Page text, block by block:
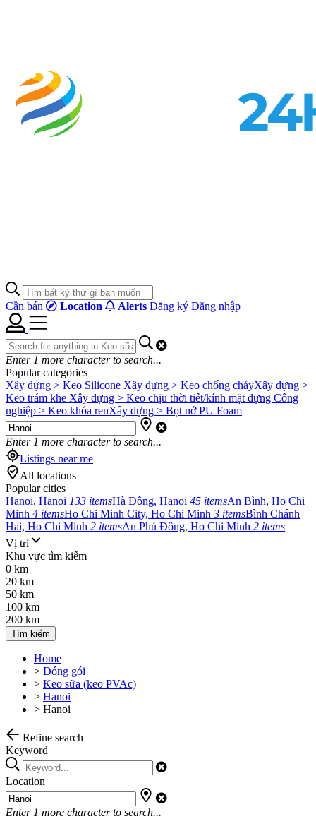
Cần bán Location Alerts Đăng ký Đăng nhập
Enter 1 more character to search...
Popular categories
Xây dựng > Keo Silicone Xây dựng > Keo chống cháyXây dựng >
Keo trám khe Xây dựng > Keo chịu thời tiết/kính mặt đựng Công
nghiệp > Keo khóa renXây dựng > Bọt nở PU Foam
Enter 1 more character to search...
Listings near me
All locations
Popular cities
Hanoi, Hanoi 133 itemsHà Đông, Hanoi 45 itemsAn Bình, Ho Chi
Minh 4 itemsHo Chi Minh City, Ho Chi Minh 3 itemsBình Chánh
Hai, Ho Chi Minh 2 itemsAn Phú Đông, Ho Chi Minh 2 items
Vị trí
Khu vực tìm kiếm
0 km
20 km
50 km
100 km
200 km
Tìm kiếm
Home
> Đóng gói
> Keo sữa (keo PVAc)
> Hanoi
> Hanoi
Refine search
Keyword
Location
Enter 1 more character to search...